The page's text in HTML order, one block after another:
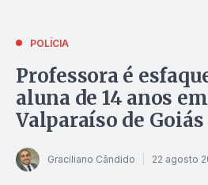
POLÍCIA
Professora é
aluna de 14 anos
Valparaíso de Goiás
Graciliano Cândido 22 agosto